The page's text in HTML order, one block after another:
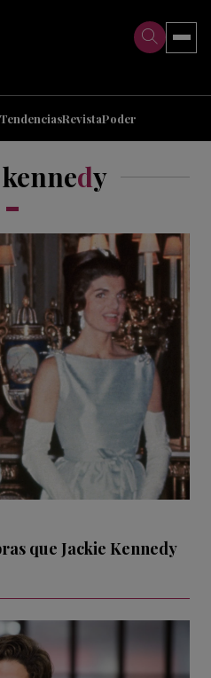
TendenciasRevistaPoder
dy
que Jackie Kennedy